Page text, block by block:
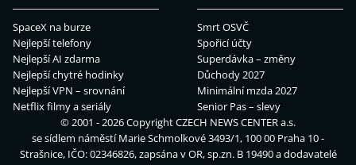
SpaceX na burze
Nejlepší telefony
Nejlepší AI zdarma
Nejlepší chytré hodinky
Nejlepší VPN – srovnání
Netflix filmy a seriály
Smrt OSVČ
Spořicí účty
Superdávka – změny
Důchody 2027
Minimální mzda 2027
Senior Pas – slevy
© 2001 - 2026 CopyrightCZECH NEWS CENTER a.s.
se sídlem náměstí Marie Schmolkové 3493/1, 100 00 Praha 10 -
Strašnice, IČO: 02346826, zapsána v OR, sp.zn. B 19490 a dodavatelé